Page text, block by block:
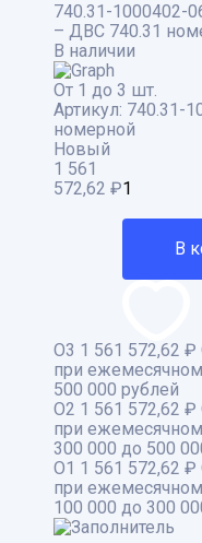
740.31-1000402-
– ДВС 740.31
В наличии
От 1 до 3 шт.
Артикул: 740.31-
номерной
Новый
1 561
572,62 ₽
В
О3 1 561 572,62 ₽
при ежемесячном
500 000 рублей
О2 1 561 572,62 ₽
при ежемесячном
300 000 до 500
О1 1 561 572,62 ₽
при ежемесячном
100 000 до 300